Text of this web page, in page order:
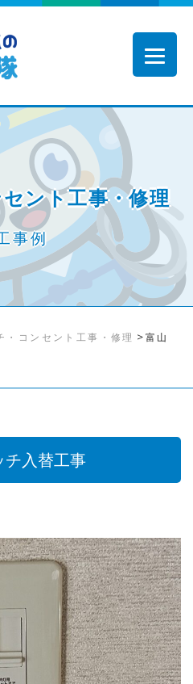
ント工事・修理
事例
・コンセント工事・修理 >富山
入替工事